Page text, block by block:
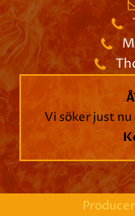
Vi söker just